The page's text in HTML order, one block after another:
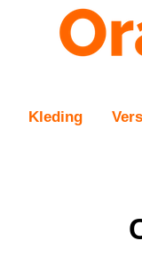
Kleding